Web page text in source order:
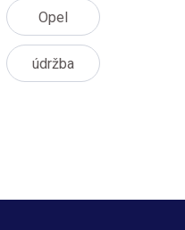
Opel
údržba